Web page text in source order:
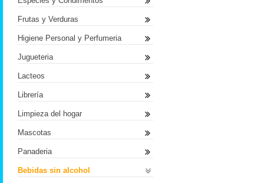
Frutas y Verduras
Higiene Personal y Perfumeria
Jugueteria
Lacteos
Librería
Limpieza del hogar
Mascotas
Panaderia
Bebidas sin alcohol